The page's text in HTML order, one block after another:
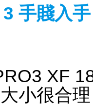
手賤入手
XF
小很合